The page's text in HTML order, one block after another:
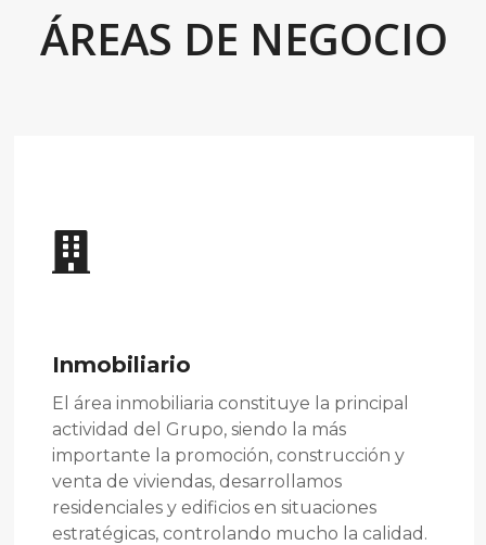
ÁREAS DE NEGOCIO
Inmobiliario
El área inmobiliaria constituye la principal
actividad del Grupo, siendo la más
importante la promoción, construcción y
venta de viviendas, desarrollamos
residenciales y edificios en situaciones
estratégicas, controlando mucho la calidad.